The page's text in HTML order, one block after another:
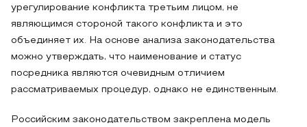
урегулирование конфликта третьим лицом, не
являющимся стороной такого конфликта и это
объединяет их. На основе анализа законодательства
можно утверждать, что наименование и статус
посредника являются очевидным отличием
рассматриваемых процедур, однако не единственным.
Российским законодательством закреплена модель